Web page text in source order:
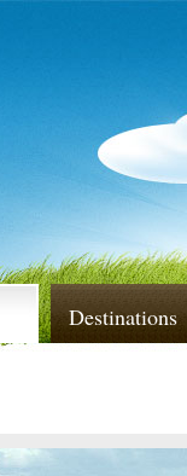
Destinations